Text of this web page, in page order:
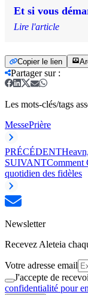
Et si vous
Lire l'article
Copier le lien
Partager sur:
Les mots-clés/tags
MessePrière
PRÉCÉDENT
SUIVANTComment
quotidien des fidèles
Newsletter
Recevez Aleteia
Votre adresse email
J'accepte de
confidentialité pour